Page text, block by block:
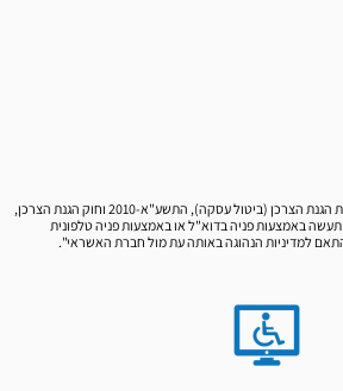
"ביטול עסקה יעשה בהתאם לתקנות הגנת הצרכן (ביטול עסקה), התשע"א-2010 וחוק הגנת הצרכן,
למדיניות הנהוגה באותה עת מול חברת האשראי".